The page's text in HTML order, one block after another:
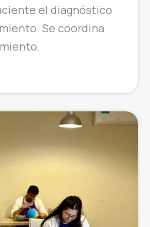
el diagnóstico
Se coordina